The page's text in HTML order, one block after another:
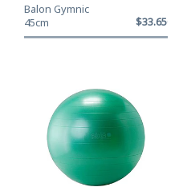
Balon Gymnic
45cm
$33.650